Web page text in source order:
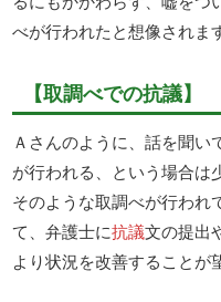
べが行われたと想像されま
【取調べでの抗議】
Ａさんのように、話を聞
が行われる、という場合は
そのような取調べが行われ
て、弁護士に抗議文の提出
より状況を改善することが